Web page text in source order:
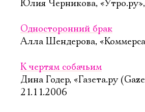
Юлия Черникова,
Односторонний брак
Алла Шендерова,
К чертям собачьим
Дина Годер, «Газета.ру
21.11.2006